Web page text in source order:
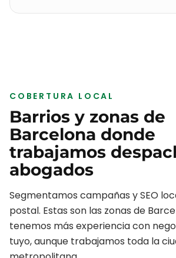
COBERTURA LOCAL
Barrios y zonas de
Barcelona donde
trabajamos
abogados
Segmentamos campañas y SEO
postal. Estas son las zonas de
tenemos más experiencia con
tuyo, aunque trabajamos toda la